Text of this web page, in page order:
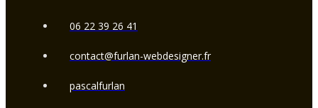
06 22 39 26 41
contact@furlan-webdesigner.fr
pascalfurlan